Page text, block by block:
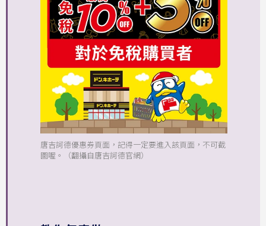
唐吉訶德優惠券頁面，記得一定要進入該頁面，不可截
圖喔。（翻攝自唐吉訶德官網）